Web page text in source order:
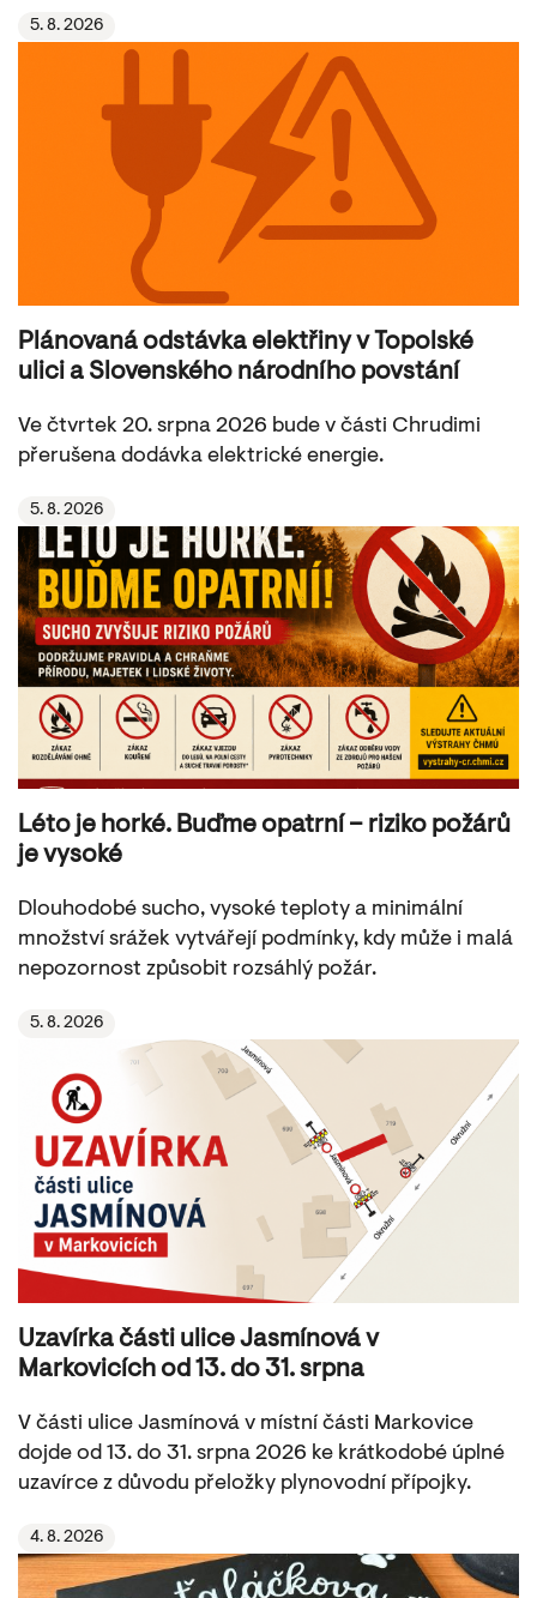
5. 8. 2026
Plánovaná odstávka elektřiny v Topolské
ulici a Slovenského národního povstání
Ve čtvrtek 20. srpna 2026 bude v části Chrudimi
přerušena dodávka elektrické energie.
5. 8. 2026
Léto je horké. Buďme opatrní – riziko požárů
je vysoké
Dlouhodobé sucho, vysoké teploty a minimální
množství srážek vytvářejí podmínky, kdy může i malá
nepozornost způsobit rozsáhlý požár.
5. 8. 2026
Uzavírka části ulice Jasmínová v
Markovicích od 13. do 31. srpna
V části ulice Jasmínová v místní části Markovice
dojde od 13. do 31. srpna 2026 ke krátkodobé úplné
uzavírce z důvodu přeložky plynovodní přípojky.
4. 8. 2026